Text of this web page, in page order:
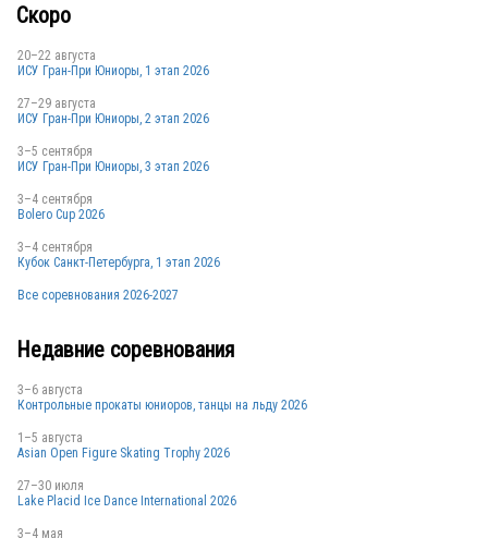
Скоро
20–22 августа
ИСУ Гран-При Юниоры, 1 этап 2026
27–29 августа
ИСУ Гран-При Юниоры, 2 этап 2026
3–5 сентября
ИСУ Гран-При Юниоры, 3 этап 2026
3–4 сентября
Bolero Cup 2026
3–4 сентября
Кубок Санкт-Петербурга, 1 этап 2026
Все соревнования 2026-2027
Недавние соревнования
3–6 августа
Контрольные прокаты юниоров, танцы на льду 2026
1–5 августа
Asian Open Figure Skating Trophy 2026
27–30 июля
Lake Placid Ice Dance International 2026
3–4 мая